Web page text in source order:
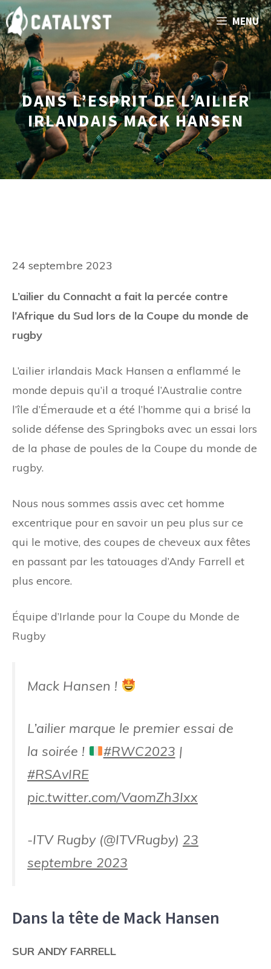
Aller
au
contenu
MENU
DANS L’ESPRIT DE L’AILIER
IRLANDAIS MACK HANSEN
24 septembre 2023
L’ailier du Connacht a fait la percée contre
l’Afrique du Sud lors de la Coupe du monde de
rugby
L’ailier irlandais Mack Hansen a enflammé le
monde depuis qu’il a troqué l’Australie contre
l’île d’Émeraude et a été l’homme qui a brisé la
solide défense des Springboks avec un essai lors
de la phase de poules de la Coupe du monde de
rugby.
Nous nous sommes assis avec cet homme
excentrique pour en savoir un peu plus sur ce
qui le motive, des coupes de cheveux aux fêtes
en passant par les tatouages ​​d’Andy Farrell et
plus encore.
Équipe d’Irlande pour la Coupe du Monde de
Rugby
Mack Hansen !
L’ailier marque le premier essai de
la soirée !
#RWC2023 |
#RSAvIRE
pic.twitter.com/VaomZh3Ixx
-ITV Rugby (@ITVRugby) 23
septembre 2023
Dans la tête de Mack Hansen
SUR ANDY FARRELL